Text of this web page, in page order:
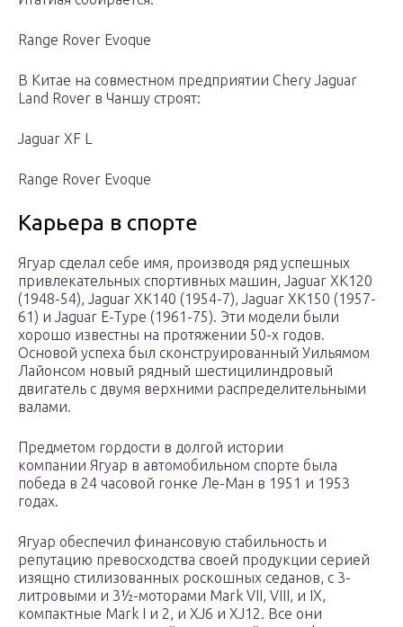
Range Rover Evoque
В Китае на совместном предприятии Chery Jaguar
Land Rover в Чаншу строят:
Jaguar XF L
Range Rover Evoque
Карьера в спорте
Ягуар сделал себе имя, производя ряд успешных
привлекательных спортивных машин, Jaguar XK120
(1948-54), Jaguar XK140 (1954-7), Jaguar XK150 (1957-
61) и Jaguar E-Type (1961-75). Эти модели были
хорошо известны на протяжении 50-х годов.
Основой успеха был сконструированный Уильямом
Лайонсом новый рядный шестицилиндровый
двигатель с двумя верхними распределительными
валами.
Предметом гордости в долгой истории
компании Ягуар в автомобильном спорте была
победа в 24 часовой гонке Ле-Ман в 1951 и 1953
годах.
Ягуар обеспечил финансовую стабильность и
репутацию превосходства своей продукции серией
изящно стилизованных роскошных седанов, с 3-
литровыми и 3½-моторами Mark VII, VIII, и IX,
компактные Mark I и 2, и XJ6 и XJ12. Все они